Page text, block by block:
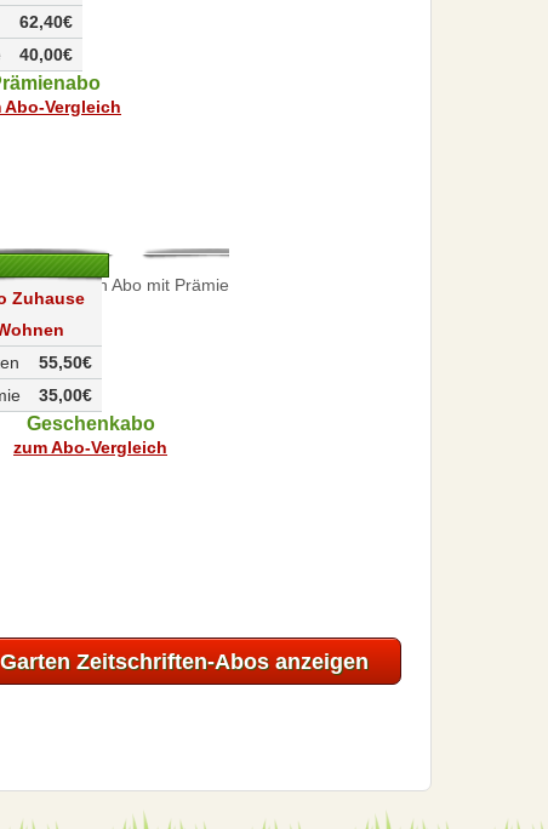
62,40€
40,00€
Abo-Vergleich
Zuhause
55,50€
35,00€
Geschenkabo
zum Abo-Vergleich
Zeitschriften-Abos anzeigen